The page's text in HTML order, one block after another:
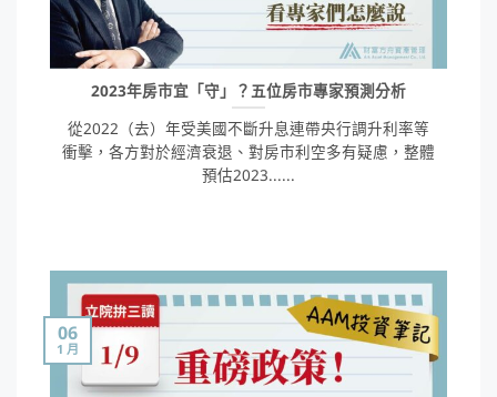
2023年房市宜「守」？五位房市專家預測分析
從2022（去）年受美國不斷升息連帶央行調升利率等
衝擊，各方對於經濟衰退、對房市利空多有疑慮，整體
預估2023......
06
1 月